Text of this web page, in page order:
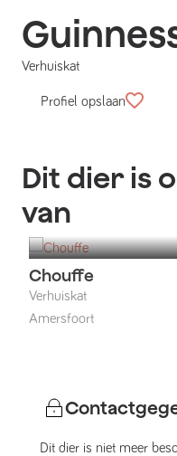
Verhuiskat
Profiel opslaan
Dit dier is
van
Chouffe
Verhuiskat
Amersfoort
Dit dier is niet meer